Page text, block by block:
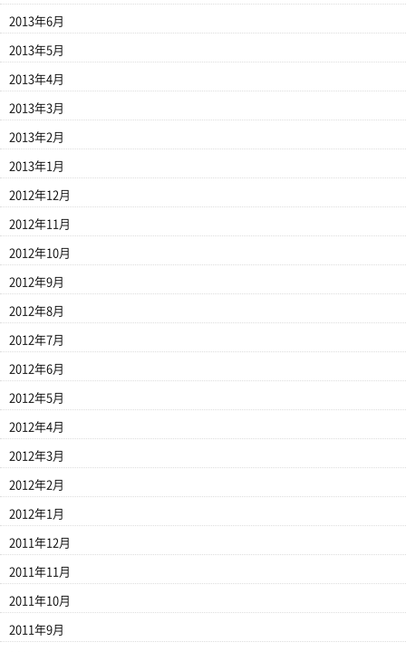
2013年6月
2013年5月
2013年4月
2013年3月
2013年2月
2013年1月
2012年12月
2012年11月
2012年10月
2012年9月
2012年8月
2012年7月
2012年6月
2012年5月
2012年4月
2012年3月
2012年2月
2012年1月
2011年12月
2011年11月
2011年10月
2011年9月